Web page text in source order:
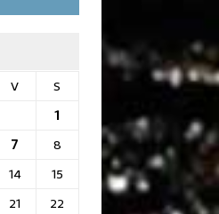
V
S
1
7
8
14
15
21
22